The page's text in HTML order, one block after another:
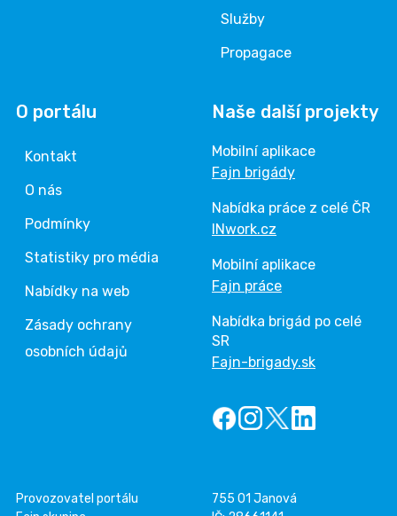
Služby
Propagace
O portálu
Kontakt
O nás
Podmínky
Statistiky pro média
Nabídky na web
Zásady ochrany
osobních údajů
Naše další projekty
Mobilní aplikace
Fajn brigády
Nabídka práce z celé ČR
INwork.cz
Mobilní aplikace
Fajn práce
Nabídka brigád po celé
SR
Fajn-brigady.sk
Provozovatel portálu
755 01 Janová